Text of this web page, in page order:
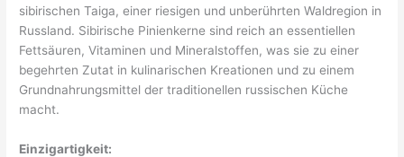
sibirischen Taiga, einer riesigen und unberührten Waldregion in
Russland. Sibirische Pinienkerne sind reich an essentiellen
Fettsäuren, Vitaminen und Mineralstoffen, was sie zu einer
begehrten Zutat in kulinarischen Kreationen und zu einem
Grundnahrungsmittel der traditionellen russischen Küche
macht.
Einzigartigkeit: